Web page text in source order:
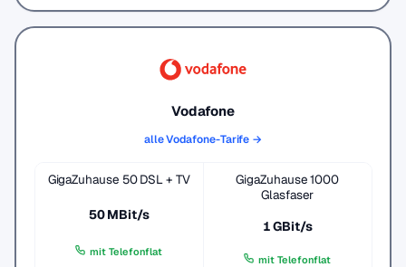
Vodafone
alle Vodafone-Tarife →
GigaZuhause 50 DSL + TV
50 MBit/s
mit Telefonflat
GigaZuhause 1000
Glasfaser
1 GBit/s
mit Telefonflat